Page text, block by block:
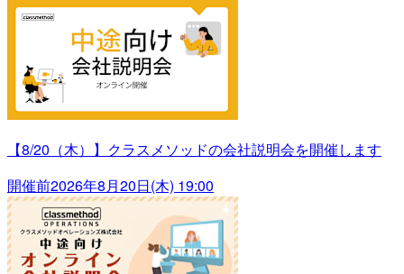
【8/20（木）】クラスメソッドの会社説明会を開催します
開催前2026年8月20日(木) 19:00